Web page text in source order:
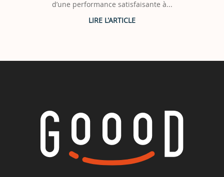
d’une performance satisfaisante à...